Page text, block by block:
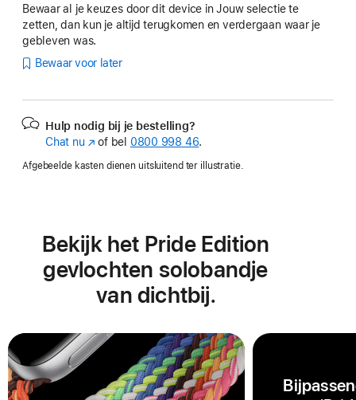
Bewaar al je keuzes door dit device in Jouw selectie te
zetten, dan kun je altijd terugkomen en verdergaan waar je
gebleven was.
Bewaar voor later
Hulp nodig bij je bestelling?
Chat nu (Wordt
nieuw
of bel 0800 998 46.
Afgebeelde kasten dienen uitsluitend ter illustratie.
Bekijk het Pride Edition
gevlochten solobandje
van dichtbij.